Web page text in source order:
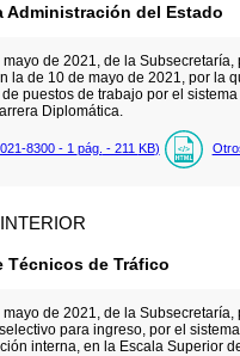
Administración del Estado
de 2021, de la Subsecretaría,
la de 10 de mayo de 2021, por la
puestos de trabajo por el
Diplomática.
8300 - 1 pág. - 211 KB)
Técnicos de Tráfico
de 2021, de la Subsecretaría,
para ingreso, por el
interna, en la Escala Superior